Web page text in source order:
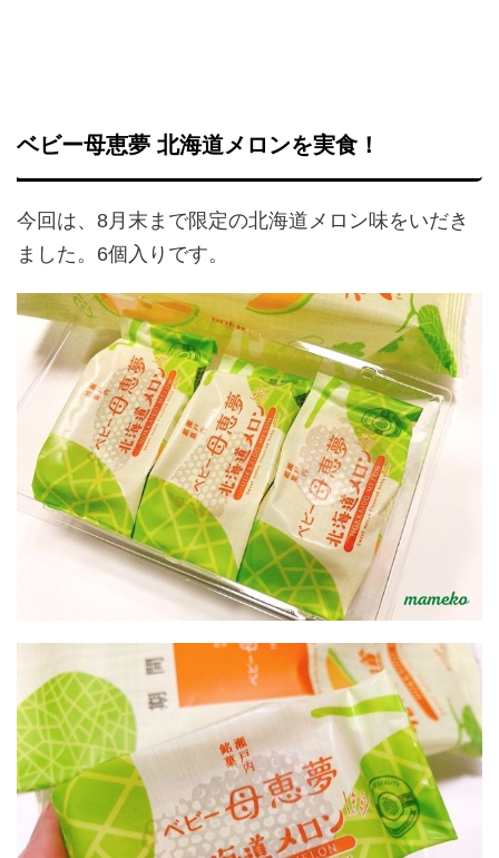
ベビー母恵夢 北海道メロンを実食！
今回は、8月末まで限定の北海道メロン味をいだき
ました。6個入りです。